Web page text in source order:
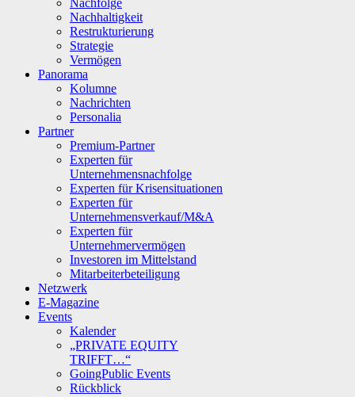
Nachfolge
Nachhaltigkeit
Restrukturierung
Strategie
Vermögen
Panorama
Kolumne
Nachrichten
Personalia
Partner
Premium-Partner
Experten für
Unternehmensnachfolge
Experten für Krisensituationen
Experten für
Unternehmensverkauf/M&A
Experten für
Unternehmervermögen
Investoren im Mittelstand
Mitarbeiterbeteiligung
Netzwerk
E-Magazine
Events
Kalender
„PRIVATE EQUITY
TRIFFT…“
GoingPublic Events
Rückblick